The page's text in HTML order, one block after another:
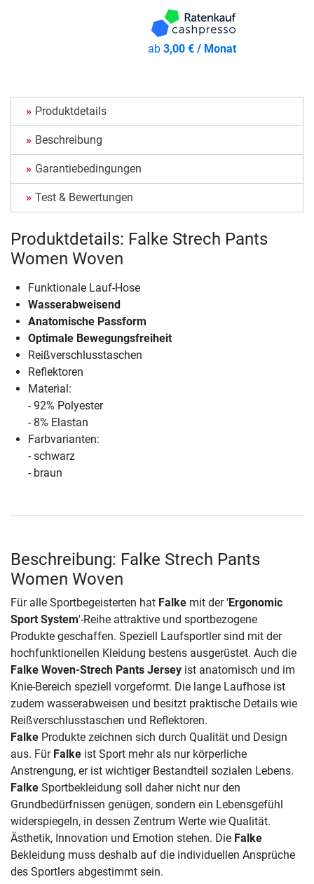
ab3,00 € / Monat
Produktdetails
Beschreibung
Garantiebedingungen
Test & Bewertungen
Produktdetails: Falke Strech Pants
Women Woven
Funktionale Lauf-Hose
Wasserabweisend
Anatomische Passform
Optimale Bewegungsfreiheit
Reißverschlusstaschen
Reflektoren
Material:
- 92% Polyester
- 8% Elastan
Farbvarianten:
- schwarz
- braun
Beschreibung: Falke Strech Pants
Women Woven
Für alle Sportbegeisterten hat Falke mit der ' Ergonomic
Sport System'-Reihe attraktive und sportbezogene
Produkte geschaffen. Speziell Laufsportler sind mit der
hochfunktionellen Kleidung bestens ausgerüstet. Auch die
Falke Woven-Strech Pants Jersey ist anatomisch und im
Knie-Bereich speziell vorgeformt. Die lange Laufhose ist
zudem wasserabweisen und besitzt praktische Details wie
Reißverschlusstaschen und Reflektoren.
Falke Produkte zeichnen sich durch Qualität und Design
aus. Für Falke ist Sport mehr als nur körperliche
Anstrengung, er ist wichtiger Bestandteil sozialen Lebens.
Falke Sportbekleidung soll daher nicht nur den
Grundbedürfnissen genügen, sondern ein Lebensgefühl
widerspiegeln, in dessen Zentrum Werte wie Qualität.
Ästhetik, Innovation und Emotion stehen. Die Falke
Bekleidung muss deshalb auf die individuellen Ansprüche
des Sportlers abgestimmt sein.